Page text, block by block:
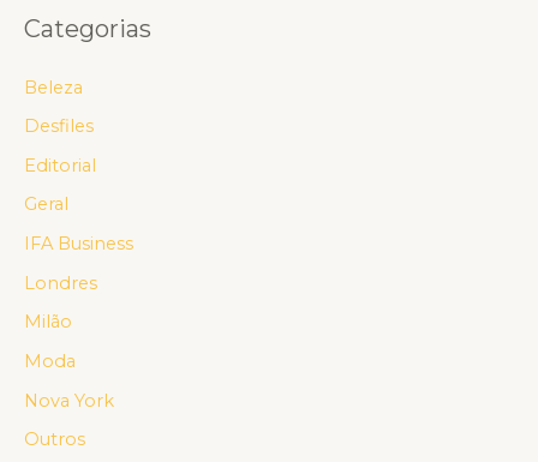
Categorias
Beleza
Desfiles
Editorial
Geral
IFA Business
Londres
Milão
Moda
Nova York
Outros